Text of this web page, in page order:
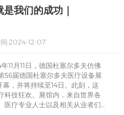
我们的成功｜
:2024-12-07
11月11日，德国杜塞尔多夫仿佛
56届德国杜塞尔多夫医疗设备展
，并将持续至14日。此刻，这
科技狂欢。展馆内，来自世界各
医疗专业人士以及相关从业者们…